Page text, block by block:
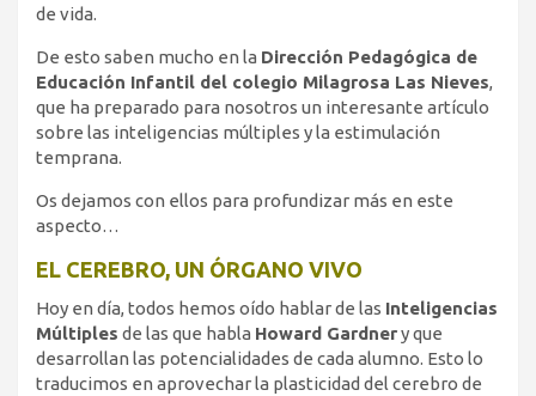
de vida.
De esto saben mucho en la Dirección Pedagógica de
Educación Infantil del colegio Milagrosa Las Nieves,
que ha preparado para nosotros un interesante artículo
sobre las inteligencias múltiples y la estimulación
temprana.
Os dejamos con ellos para profundizar más en este
aspecto…
EL CEREBRO, UN ÓRGANO VIVO
Hoy en día, todos hemos oído hablar de las Inteligencias
Múltiples de las que habla Howard Gardnery que
desarrollan las potencialidades de cada alumno. Esto lo
traducimos en aprovechar la plasticidad del cerebro de